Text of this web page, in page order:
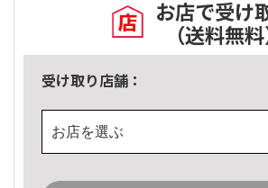
お店で受け
（送料無料
受け取り店舗：
お店を選ぶ